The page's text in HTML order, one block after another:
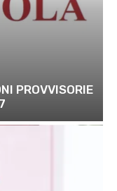
PROVVISORIE